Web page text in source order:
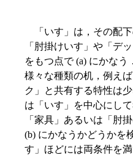
「いす」は，その配
「肘掛けいす」や「デ
をもつ点で (a) にかな
様々な種類の机，例え
ク」と共有する特性は
は「いす」を中心にし
「家具」あるいは「肘
(b) にかなうかどうかを
す」ほどには両条件を満